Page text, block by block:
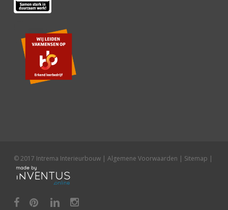
© 2017 Intrema Interieurbouw | Algemene Voorwaarden | Sitemap |
facebookpinterestlinkedininstagram